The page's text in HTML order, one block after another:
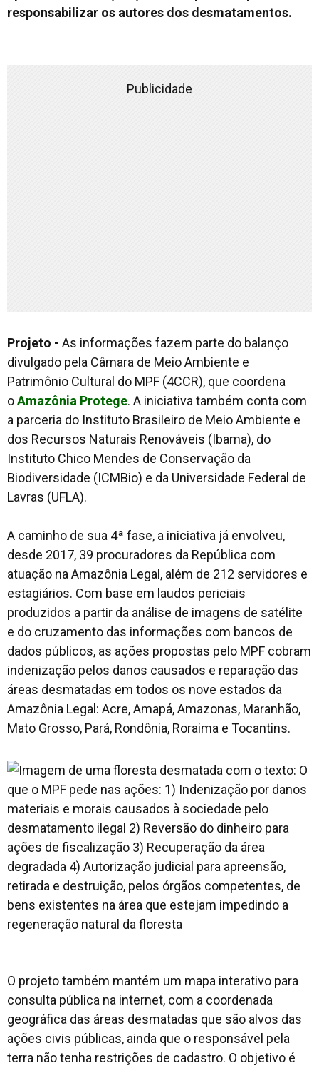
Publicidade
Projeto - As informações fazem parte do balanço
divulgado pela Câmara de Meio Ambiente e
Patrimônio Cultural do MPF (4CCR), que coordena
oAmazônia Protege. A iniciativa também conta com
a parceria do Instituto Brasileiro de Meio Ambiente e
dos Recursos Naturais Renováveis (Ibama), do
Instituto Chico Mendes de Conservação da
Biodiversidade (ICMBio) e da Universidade Federal de
Lavras (UFLA).
A caminho de sua 4ª fase, a iniciativa já envolveu,
desde 2017, 39 procuradores da República com
atuação na Amazônia Legal, além de 212 servidores e
estagiários. Com base em laudos periciais
produzidos a partir da análise de imagens de satélite
e do cruzamento das informações com bancos de
dados públicos, as ações propostas pelo MPF cobram
indenização pelos danos causados e reparação das
áreas desmatadas em todos os nove estados da
Amazônia Legal: Acre, Amapá, Amazonas, Maranhão,
Mato Grosso, Pará, Rondônia, Roraima e Tocantins.
O projeto também mantém um mapa interativo para
consulta pública na internet, com a coordenada
geográfica das áreas desmatadas que são alvos das
ações civis públicas, ainda que o responsável pela
terra não tenha restrições de cadastro. O objetivo é